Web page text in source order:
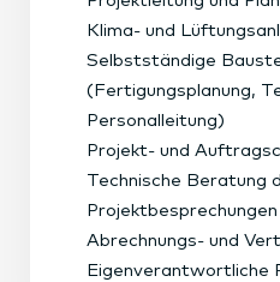
Klima- und
Selbstständige
(Fertigungsplanung,
Personalleitung)
Projekt- und
Technische Beratung
Projektbesprechungen
Abrechnungs- und
Eigenverantwortliche